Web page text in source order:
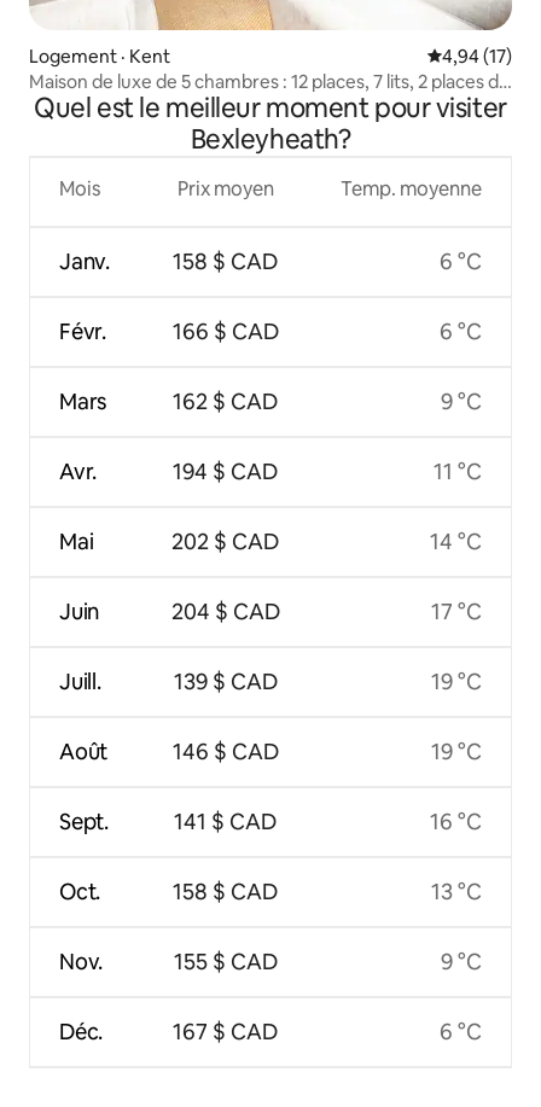
Logement · Kent Note
4,94 (17)
Maison de luxe de 5 chambres : 12 places, 7 lits, 2 places de
stationnement
Quel est le meilleur moment pour visiter
Bexleyheath?
Mois
Janv.
Févr.
Mars
Avr.
Mai
Juin
Juill.
Août
Sept.
Oct.
Nov.
Déc.
Prix moyen
158 $ CAD
166 $ CAD
162 $ CAD
194 $ CAD
202 $ CAD
204 $ CAD
139 $ CAD
146 $ CAD
141 $ CAD
158 $ CAD
155 $ CAD
167 $ CAD
Temp. moyenne
6 °C
6 °C
9 °C
11 °C
14 °C
17 °C
19 °C
19 °C
16 °C
13 °C
9 °C
6 °C